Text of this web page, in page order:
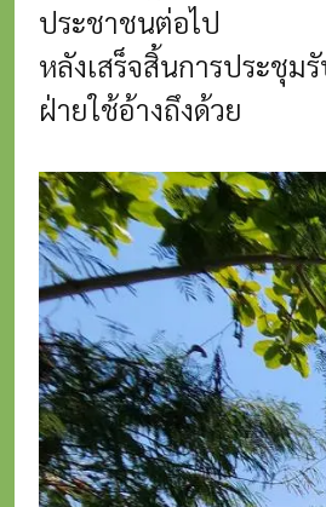
ประชาชนต่อไป
หลังเสร็จสิ้นการประชุ
ฝ่ายใช้อ้างถึงด้วย